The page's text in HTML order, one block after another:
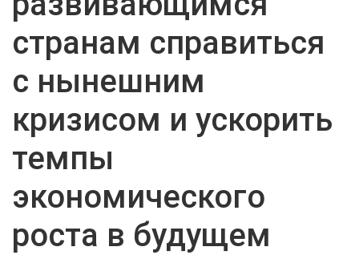
странам справиться
с нынешним
кризисом и ускорить
темпы
экономического
роста в будущем